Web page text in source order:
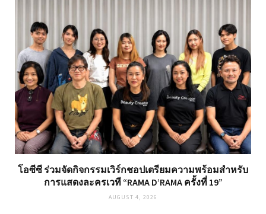
โอซีซี ร่วมจัดกิจกรรมเวิร์กชอปเตรียมความพร้อมสำหรับ
การแสดงละครเวที “RAMA D’RAMA ครั้งที่ 19”
AUGUST 4, 2026